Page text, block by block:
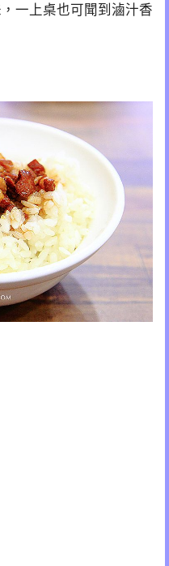
一上桌也可聞到滷汁香